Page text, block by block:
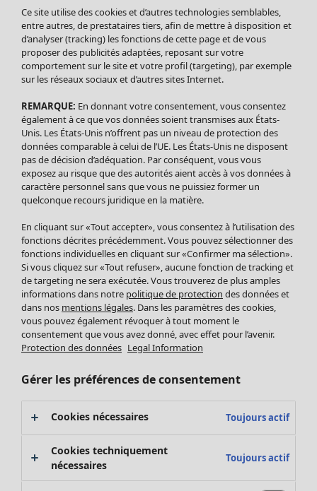
Soldes Vêtements
Tous les vêtements
Robes
Tuniques
Blouses
Tops
Gilets
Pantalon
Jupes
Leggings et collants
Accessoires
Chaussures
Vêtements de bain
Basics
Soldes Mobilier
Bonnes affaires déco
Décoration
Textiles
Tapis
Éponge
Ce site utilise des cookies et d’autres technologies semblables,
entre autres, de prestataires tiers, afin de mettre à disposition et
d’analyser (tracking) les fonctions de cette page et de vous
proposer des publicités adaptées, reposant sur votre
comportement sur le site et votre profil (targeting), par exemple
sur les réseaux sociaux et d’autres sites Internet.
REMARQUE: En donnant votre consentement, vous consentez
également à ce que vos données soient transmises aux États-
Unis. Les États-Unis n’offrent pas un niveau de protection des
données comparable à celui de l’UE. Les États-Unis ne disposent
pas de décision d’adéquation. Par conséquent, vous vous
exposez au risque que des autorités aient accès à vos données à
caractère personnel sans que vous ne puissiez former un
quelconque recours juridique en la matière.
En cliquant sur «Tout accepter», vous consentez à l’utilisation des
fonctions décrites précédemment. Vous pouvez sélectionner des
fonctions individuelles en cliquant sur «Confirmer ma sélection».
Si vous cliquez sur «Tout refuser», aucune fonction de tracking et
de targeting ne sera exécutée. Vous trouverez de plus amples
informations dans notre politique de protection des données et
dans nos mentions légales. Dans les paramètres des cookies,
vous pouvez également révoquer à tout moment le
consentement que vous avez donné, avec effet pour l’avenir.
Protection des données Legal Information
Gérer les préférences de consentement
Cookies nécessaires Toujours actif
Cookies techniquement
nécessaires
Toujours actif